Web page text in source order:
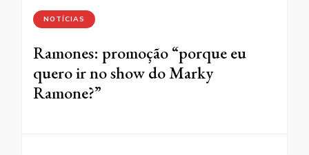
NOTÍCIAS
Ramones: promoção “porque eu
quero ir no show do Marky
Ramone?”